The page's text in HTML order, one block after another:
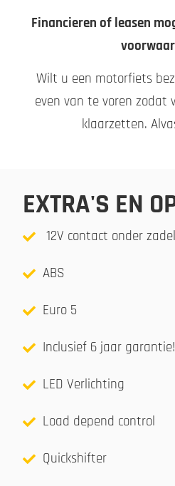
Financieren of leasen
Wilt u een motorfiets
even van te voren zodat
klaarzetten.
EXTRA'S EN
12V contact onder zadel
ABS
Euro 5
Inclusief 6 jaar garantie!
LED Verlichting
Load depend control
Quickshifter